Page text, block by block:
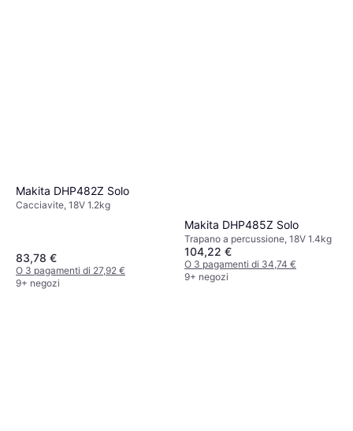
Makita DHP482Z Solo
Cacciavite, 18V 1.2kg
83,78 €
O 3 pagamenti di 27,92 €
9+ negozi
Makita DHP485Z Solo
Trapano a percussione, 18V 1.4kg
104,22 €
O 3 pagamenti di 34,74 €
9+ negozi